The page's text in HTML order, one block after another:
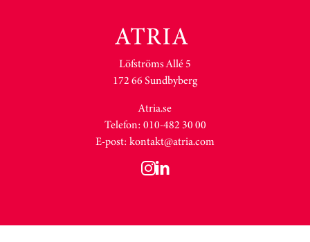
Löfströms Allé 5
172 66 Sundbyberg
Atria.se
Telefon: 010-482 30 00
E-post: kontakt@atria.com